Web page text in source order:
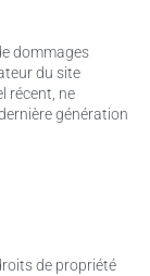
dommages
du site
récent, ne
génération
de propriété